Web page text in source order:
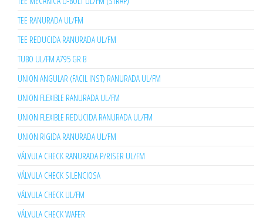
TEE RANURADA UL/FM
TEE REDUCIDA RANURADA UL/FM
TUBO UL/FM A795 GR B
UNION ANGULAR (FACIL INST) RANURADA UL/FM
UNION FLEXIBLE RANURADA UL/FM
UNION FLEXIBLE REDUCIDA RANURADA UL/FM
UNION RIGIDA RANURADA UL/FM
VÁLVULA CHECK RANURADA P/RISER UL/FM
VÁLVULA CHECK SILENCIOSA
VÁLVULA CHECK UL/FM
VÁLVULA CHECK WAFER